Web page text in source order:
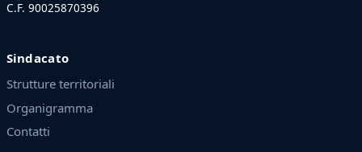
C.F. 90025870396
Sindacato
Strutture territoriali
Organigramma
Contatti